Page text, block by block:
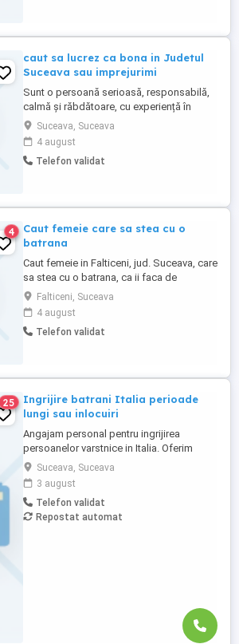
caut sa lucrez ca bona in Judetul
Suceava sau imprejurimi
Sunt o persoană serioasă, responsabilă,
calmă și răbdătoare, cu experiență în
îngrijirea copiilor. Îmi place să petrec timp
cu cei mici și să le ofer un mediu sigur,
liniștit și plin de grijă. Pot ajuta cu
supravegherea copilului, pregătirea
Suceava, Suceava
4 august
Telefon validat
4
Caut femeie care sa stea cu o
batrana
Caut femeie in Falticeni, jud. Suceava, care
sa stea cu o batrana, ca ii faca de
mancare si sa aiba grija de ea(pastile).
Preferabil intre 40-55 ani. Detalii la tel
Falticeni, Suceava
4 august
Telefon validat
25
Ingrijire batrani Italia perioade
lungi sau inlocuiri
Angajam personal pentru ingrijirea
persoanelor varstnice in Italia. Oferim
stabilitate si sprijin pe toata perioada
contractului. Nu percepem nicio taxa in
Romania sau Italia! Cunostinte medii de
limba italiana! Experienta si recomandarile
constituie avantaj!
Suceava, Suceava
3 august
Telefon validat
Repostat automat